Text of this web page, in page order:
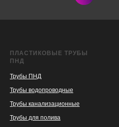
ПЛАСТИКОВЫЕ ТРУБЫ
ПНД
Трубы ПНД
Трубы водопроводные
Трубы канализационные
Трубы для полива